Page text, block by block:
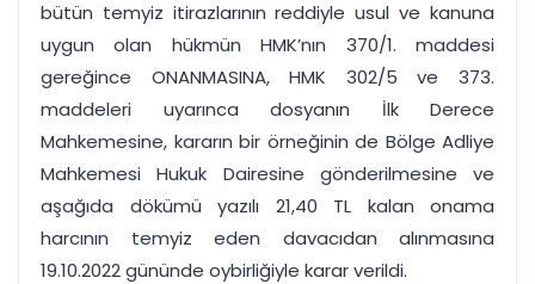
bütün temyiz itirazlarının reddiyle usul ve kanuna
uygun olan hükmün HMK’nın 370/1. maddesi
gereğince ONANMASINA, HMK 302/5 ve 373.
maddeleri uyarınca dosyanın İlk Derece
Mahkemesine, kararın bir örneğinin de Bölge Adliye
Mahkemesi Hukuk Dairesine gönderilmesine ve
aşağıda dökümü yazılı 21,40 TL kalan onama
harcının temyiz eden davacıdan alınmasına
19.10.2022 gününde oybirliğiyle karar verildi.